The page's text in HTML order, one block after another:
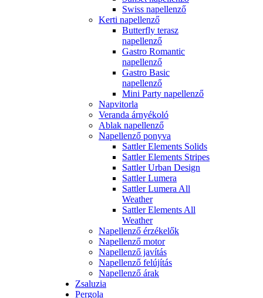
Swiss napellenző
Kerti napellenző
Butterfly terasz
napellenző
Gastro Romantic
napellenző
Gastro Basic
napellenző
Mini Party napellenző
Napvitorla
Veranda árnyékoló
Ablak napellenző
Napellenző ponyva
Sattler Elements Solids
Sattler Elements Stripes
Sattler Urban Design
Sattler Lumera
Sattler Lumera All
Weather
Sattler Elements All
Weather
Napellenző érzékelők
Napellenző motor
Napellenző javítás
Napellenző felújítás
Napellenző árak
Zsaluzia
Pergola